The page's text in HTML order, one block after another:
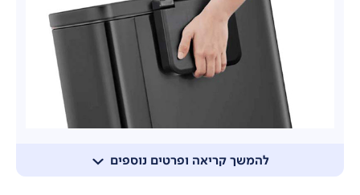
להמשך קריאה ופרטים נוספים